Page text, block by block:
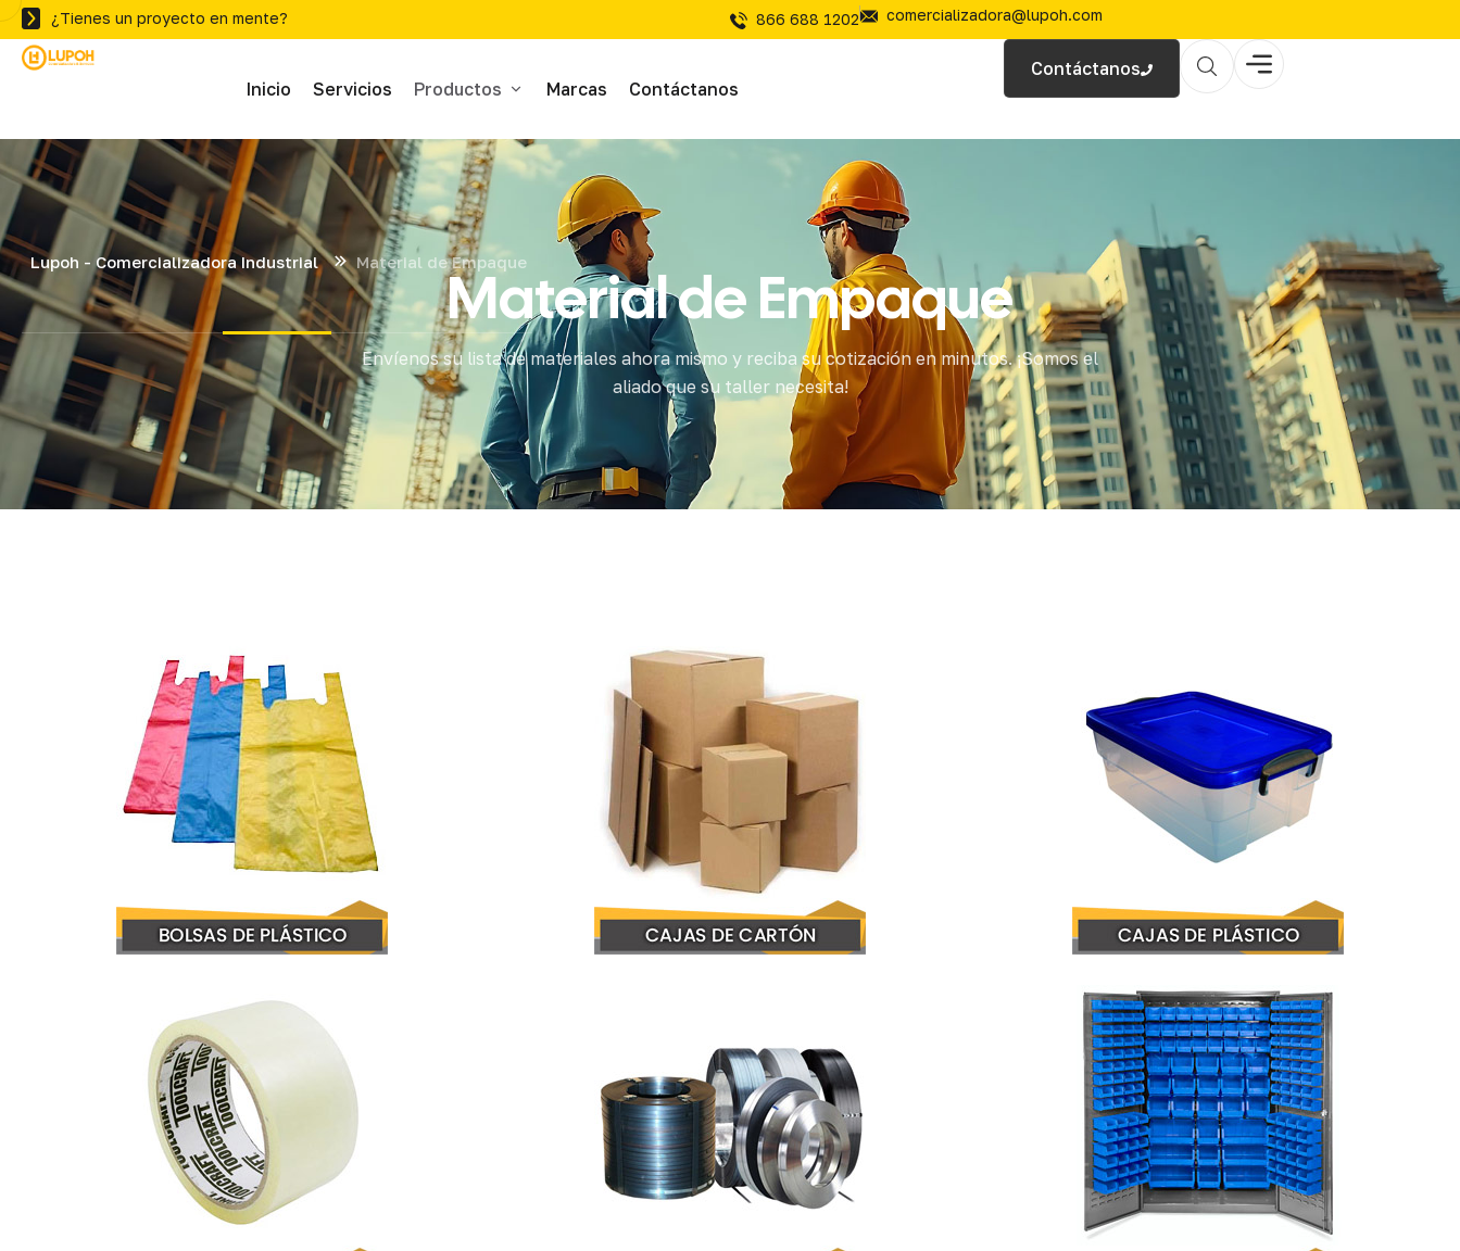
¿Tienes un proyecto en mente? 866 688 1202 comercializadora@lupoh.com
Inicio Servicios Productos
Abrasivos
Adhesivos
Materíal Electrico
Ferretería
Herramientas de Corte
Herramienta y Equipo
Marcas Contáctanos
Contáctanos
Lupoh - Comercializadora Industrial Material de EmpaqueMaterial de Empaque
Envíenos su lista de materiales ahora mismo y reciba su cotización en minutos. ¡Somos el
aliado que su taller necesita!